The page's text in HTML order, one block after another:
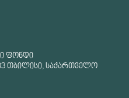
ფონდი
თბილისი, საქართველო